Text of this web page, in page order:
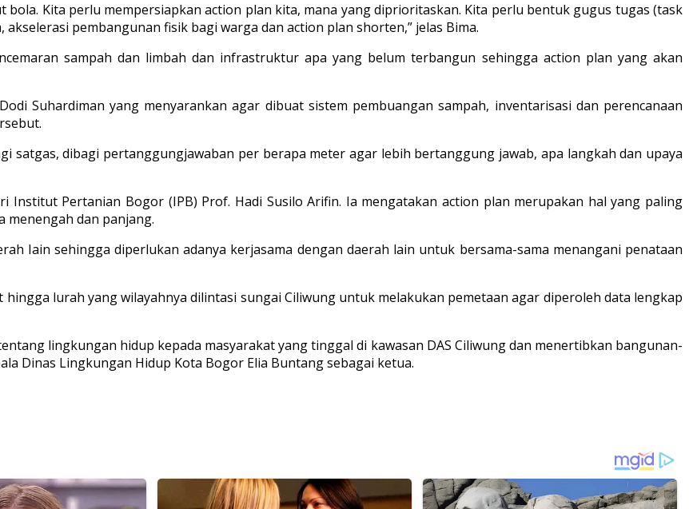
bola. Kita perlu mempersiapkan action plan kita, mana yang diprioritaskan. Kita perlu bentuk gugus tugas (task
pembangunan fisik bagi warga dan action plan shorten,” jelas Bima.
sampah dan limbah dan infrastruktur apa yang belum terbangun sehingga action plan yang akan
Suhardiman yang menyarankan agar dibuat sistem pembuangan sampah, inventarisasi dan perencanaan
satgas, dibagi pertanggungjawaban per berapa meter agar lebih bertanggung jawab, apa langkah dan upaya
Institut Pertanian Bogor (IPB) Prof. Hadi Susilo Arifin. Ia mengatakan action plan merupakan hal yang paling
dan panjang.
lain sehingga diperlukan adanya kerjasama dengan daerah lain untuk bersama-sama menangani penataan
lurah yang wilayahnya dilintasi sungai Ciliwung untuk melakukan pemetaan agar diperoleh data lengkap
lingkungan hidup kepada masyarakat yang tinggal di kawasan DAS Ciliwung dan menertibkan bangunan-
Dinas Lingkungan Hidup Kota Bogor Elia Buntang sebagai ketua.